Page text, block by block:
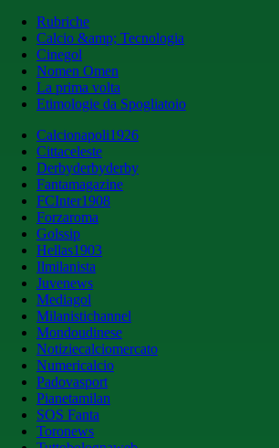
Rubriche
Calcio &amp; Tecnologia
Cinegol
Nomen Omen
La prima volta
Etimologie da Spogliatoio
Calcionapoli1926
Cittaceleste
Derbyderbyderby
Fantamagazine
FCInter1908
Forzaroma
Golssip
Hellas1903
Ilmilanista
Juvenews
Mediagol
Milanistichannel
Mondoudinese
Notiziecalciomercato
Numericalcio
Padovasport
Pianetamilan
SOS Fanta
Toronews